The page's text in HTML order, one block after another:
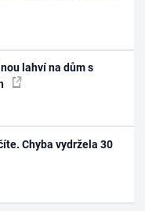
lahví na dům s
Chyba vydržela 30